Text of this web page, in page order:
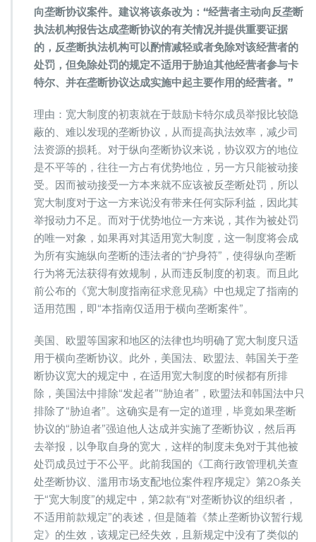
向垄断协议案件。建议将该条改为：“经营者主动向反垄断
执法机构报告达成垄断协议的有关情况并提供重要证据
的，反垄断执法机构可以酌情减轻或者免除对该经营者的
处罚，但免除处罚的规定不适用于胁迫其他经营者参与卡
特尔、并在垄断协议达成实施中起主要作用的经营者。”
理由：宽大制度的初衷就在于鼓励卡特尔成员举报比较隐
蔽的、难以发现的垄断协议，从而提高执法效率，减少司
法资源的损耗。对于纵向垄断协议来说，协议双方的地位
是不平等的，往往一方占有优势地位，另一方只能被动接
受。因而被动接受一方本来就不应该被反垄断处罚，所以
宽大制度对于这一方来说没有带来任何实际利益，因此其
举报动力不足。而对于优势地位一方来说，其作为被处罚
的唯一对象，如果再对其适用宽大制度，这一制度将会成
为所有实施纵向垄断的违法者的“护身符”，使得纵向垄断
行为将无法获得有效规制，从而违反制度的初衷。而且此
前公布的《宽大制度指南征求意见稿》中也规定了指南的
适用范围，即“本指南仅适用于横向垄断案件”。
美国、欧盟等国家和地区的法律也均明确了宽大制度只适
用于横向垄断协议。此外，美国法、欧盟法、韩国关于垄
断协议宽大的规定中，在适用宽大制度的时候都有所排
除，美国法中排除“发起者”“胁迫者”，欧盟法和韩国法中只
排除了“胁迫者”。这确实是有一定的道理，毕竟如果垄断
协议的“胁迫者”强迫他人达成并实施了垄断协议，然后再
去举报，以争取自身的宽大，这样的制度未免对于其他被
处罚成员过于不公平。此前我国的《工商行政管理机关查
处垄断协议、滥用市场支配地位案件程序规定》第20条关
于“宽大制度”的规定中，第2款有“对垄断协议的组织者，
不适用前款规定”的表述，但是随着《禁止垄断协议暂行规
定》的生效，该规定已经失效，且新规定中没有了类似的